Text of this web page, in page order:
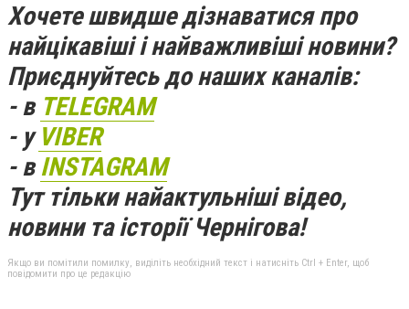
Хочете швидше дізнаватися про
найцікавіші і найважливіші новини?
Приєднуйтесь до наших каналів:
- в TELEGRAM
- у VIBER
- вINSTAGRAM
Тут тільки найактульніші відео,
новини та історії Чернігова!
Якщо ви помітили помилку, виділіть необхідний текст і натисніть Ctrl + Enter, щоб
повідомити про це редакцію